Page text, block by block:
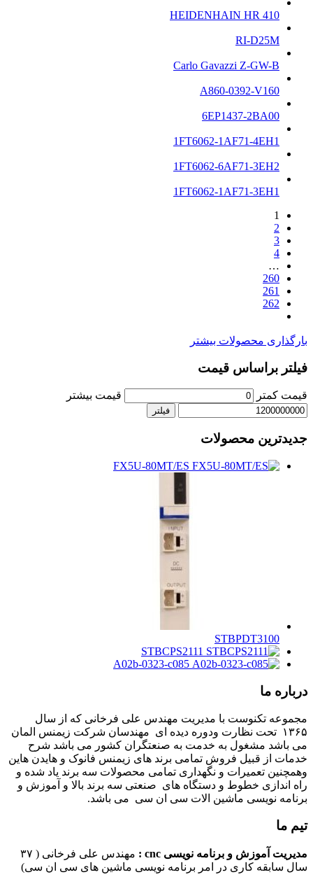
HEIDENHAIN HR 410
RI-D25M
Carlo Gavazzi Z-GW-B
A860-0392-V160
6EP1437-2BA00
1FT6062-1AF71-4EH1
1FT6062-6AF71-3EH2
1FT6062-1AF71-3EH1
1
2
3
4
…
260
261
262
بارگذاری محصولات بیشتر
فیلتر براساس قیمت
قیمت کمتر قیمت بیشتر
فیلتر
جدیدترین محصولات
FX5U-80MT/ES
STBPDT3100
STBCPS2111
A02b-0323-c085
درباره ما
مجموعه تکنوست با مدیریت مهندس علی فرخانی که از سال
۱۳۶۵ تحت نظارت ودوره دیده ای مهندسان شرکت زیمنس المان
می باشد مشغول به خدمت به صنعتگران کشور می باشد شرح
خدمات از قبیل فروش تمامی برند های زیمنس فانوک و هایدن هاین
وهمچنین تعمیرات و نگهداری تمامی محصولات سه برند یاد شده و
راه اندازی خطوط و دستگاه های صنعتی سه برند بالا و آموزش و
برنامه نویسی ماشین الات سی ان سی می باشد.
تیم ما
مدیریت آموزش و برنامه نویسی cnc :
مهندس علی فرخانی ( ۳۷
سال سابقه کاری در امر برنامه نویسی ماشین های سی ان سی)